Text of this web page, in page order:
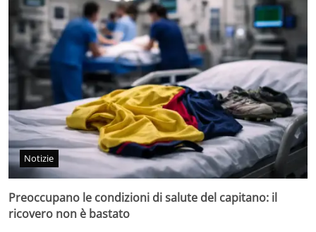
Notizie
Preoccupano le condizioni di salute del capitano: il
ricovero non è bastato